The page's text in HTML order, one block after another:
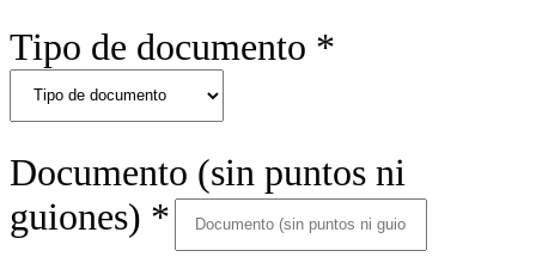
Tipo de documento *
Documento (sin puntos ni
guiones) *